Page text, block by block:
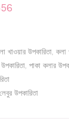
খাওয়ার উপকারিতা, কলা
, পাকা কলার
উপকারিতা